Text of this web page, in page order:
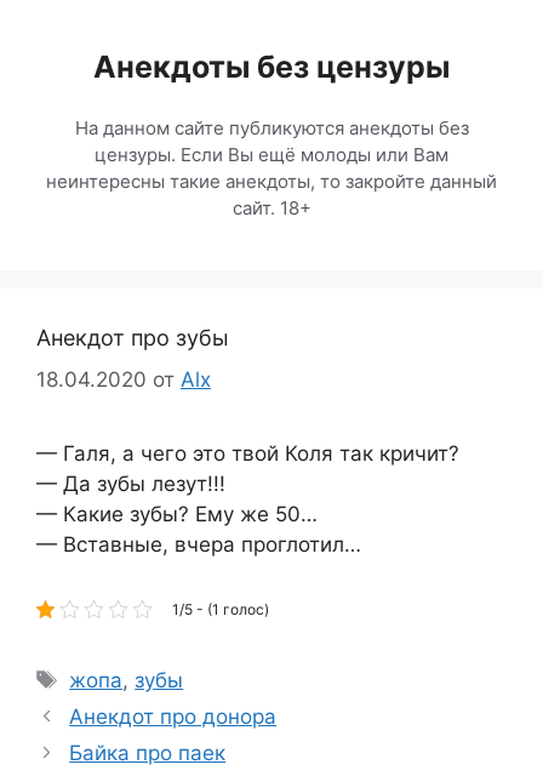
содержимомуАнекдоты без цензуры
На данном сайте публикуются анекдоты без
цензуры. Если Вы ещё молоды или Вам
неинтересны такие анекдоты, то закройте данный
сайт. 18+
Анекдот про зубы
18.04.2020 от Alx
— Галя, а чего это твой Коля так кричит?
— Да зубы лезут!!!
— Какие зубы? Ему же 50…
— Вставные, вчера проглотил…
1/5 - (1 голос)
Метки
жопа, зубы
Анекдот про донора
Байка про паек